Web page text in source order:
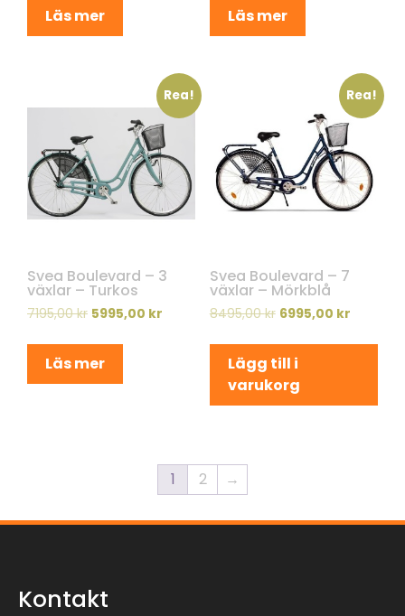
Läs mer Läs mer
Rea!
Svea Boulevard – 3
växlar – Turkos
7195,00kr 5995,00 kr
Läs mer
Rea!
Svea Boulevard – 7
växlar – Mörkblå
8495,00kr 6995,00 kr
Lägg till i
varukorg
1 2 →
Kontakt